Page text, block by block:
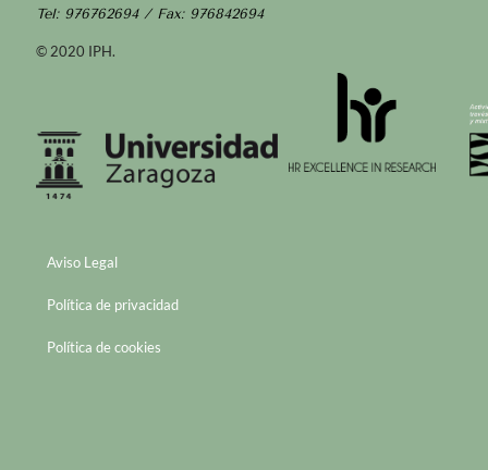
Tel: 976762694 / Fax: 976842694
© 2020 IPH.
Aviso Legal
Política de privacidad
Política de cookies